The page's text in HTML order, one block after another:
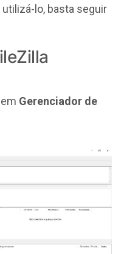
lo, basta seguir
Gerenciador de